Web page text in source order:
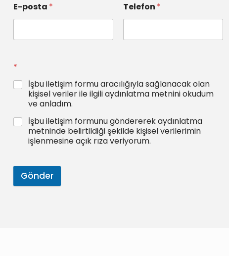
E-posta * Telefon *
*
İşbu iletişim formu aracılığıyla sağlanacak olan
kişisel veriler ile ilgili aydınlatma metnini okudum
ve anladım.
İşbu iletişim formunu göndererek aydınlatma
metninde belirtildiği şekilde kişisel verilerimin
işlenmesine açık rıza veriyorum.
Gönder